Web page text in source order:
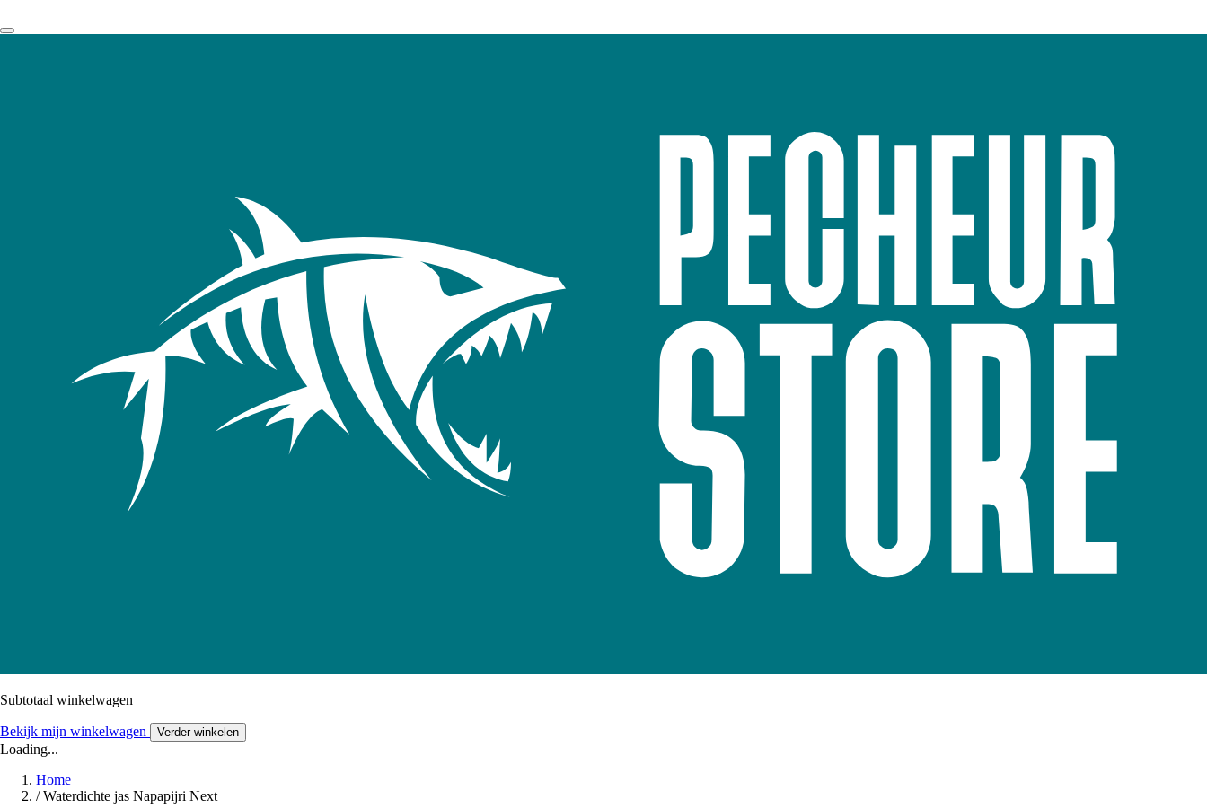
Subtotaal winkelwagen
Bekijk mijn winkelwagen Verder winkelen
Loading...
Home
/ Waterdichte jas Napapijri Next